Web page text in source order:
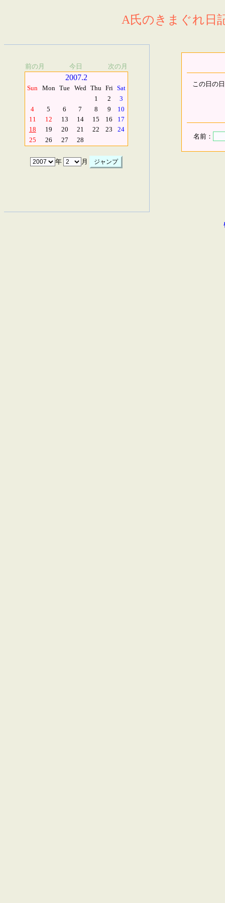
A氏のきまぐれ日
前の月 今日 次の月
2007.2
Sun Mon Tue Wed Thu Fri Sat
1
2
3
4
5 6 7 8 9
10
11
12 13 14 15 16
17
18
19 20 21 22 23
24
25
26 27 28
年 月
この日の
名前：